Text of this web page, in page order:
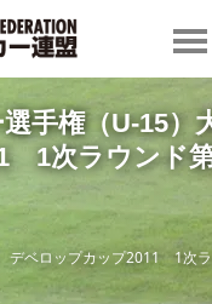
手権（U-15）
1次ラウンド
デベロップカップ2011 1次ラ